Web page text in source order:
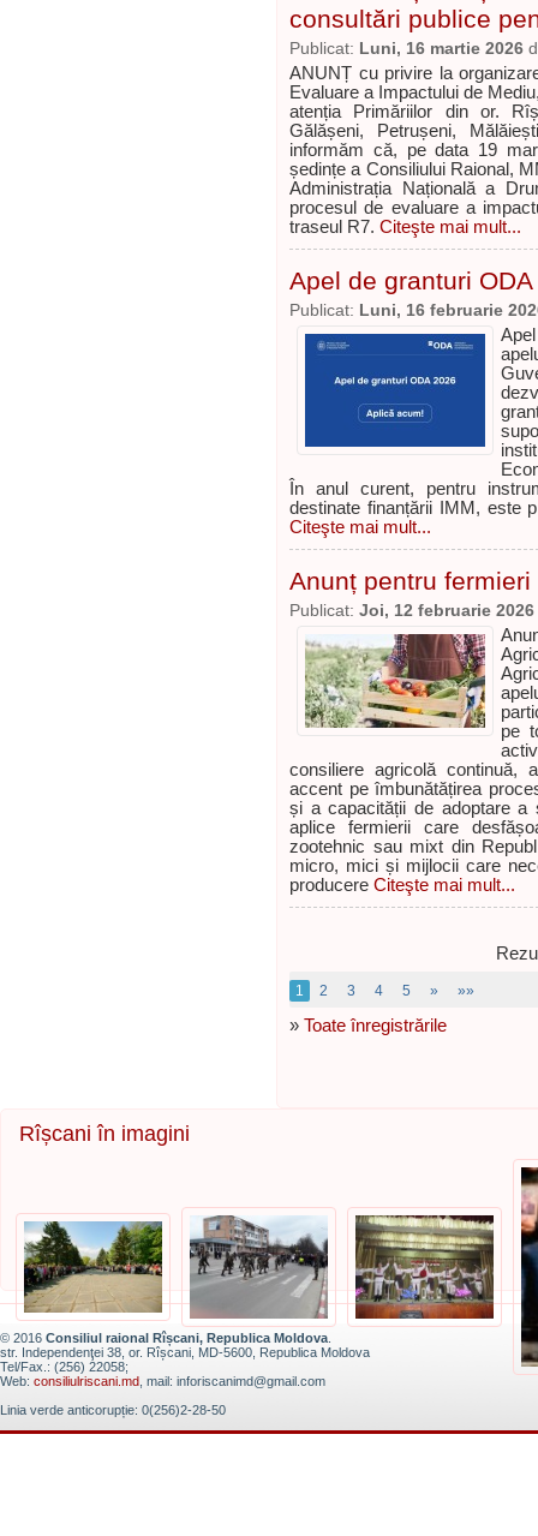
consultări publice
Publicat: Luni, 16 martie 2026
ANUNȚ cu privire la
Evaluare a Impactului de
atenția Primăriilor din or.
Gălășeni, Petrușeni,
informăm că, pe data 19
ședințe a Consiliului Raional,
Administrația Națională a
procesul de evaluare a
traseul R7. Citeşte mai mult...
Apel de granturi
Publicat: Luni, 16 februarie
În anul curent, pentru
destinate finanțării IMM, este
Citeşte mai mult...
Anunț pentru fermieri
Publicat: Joi, 12 februarie 2026
pe
consiliere agricolă continuă,
accent pe îmbunătățirea
și a capacității de adoptare a
aplice fermierii care
zootehnic sau mixt din
micro, mici și mijlocii care
producere Citeşte mai mult...
1 2 3 4 5 » »»
» Toate înregistrările
Rîșcani în imagini
© 2016 Consiliul raional Rîșcani, Republica Moldova
str. Independenţei 38, or. Rîșcani, MD-5600, Republica Moldova
Tel/Fax.: (256) 22058;
Web: consiliulriscani.md , mail: inforiscanimd@gmail.com
Linia verde anticorupție: 0(256)2-28-50